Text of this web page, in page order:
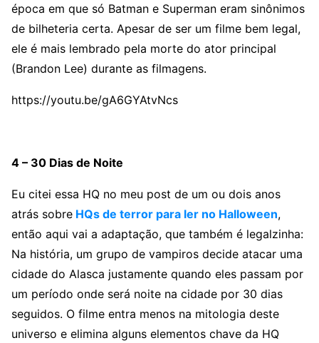
época em que só Batman e Superman eram sinônimos
de bilheteria certa. Apesar de ser um filme bem legal,
ele é mais lembrado pela morte do ator principal
(Brandon Lee) durante as filmagens.
https://youtu.be/gA6GYAtvNcs
4 – 30 Dias de Noite
Eu citei essa HQ no meu post de um ou dois anos
atrás sobre HQs de terror para ler no Halloween,
então aqui vai a adaptação, que também é legalzinha:
Na história, um grupo de vampiros decide atacar uma
cidade do Alasca justamente quando eles passam por
um período onde será noite na cidade por 30 dias
seguidos. O filme entra menos na mitologia deste
universo e elimina alguns elementos chave da HQ